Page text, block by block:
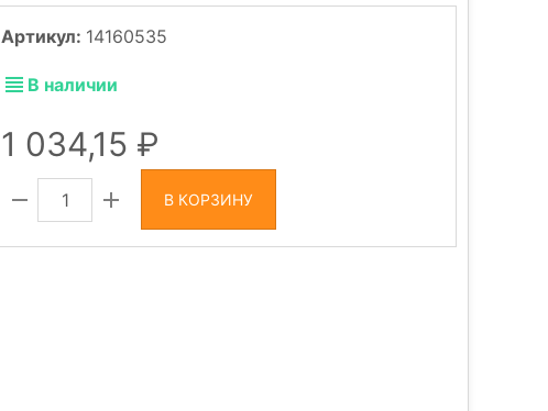
Артикул: 14160535
В наличии
1 034,15
В КОРЗИНУ